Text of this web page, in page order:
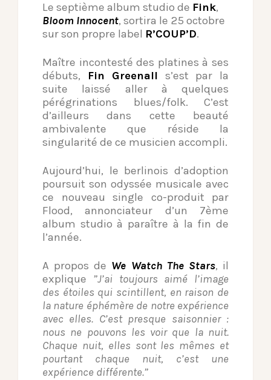
Le septième album studio de Fink,
Bloom Innocent, sortira le 25 octobre
sur son propre label R’COUP’D.
Maître incontesté des platines à ses
débuts,
Fin Greenall s’est par la
suite laissé aller à quelques
pérégrinations blues/folk. C’est
d’ailleurs dans cette beauté
ambivalente que réside la
singularité de ce musicien accompli.
Aujourd’hui, le berlinois d’adoption
poursuit son odyssée musicale avec
ce nouveau single co-produit par
Flood, annonciateur d’un 7ème
album studio à paraître à la fin de
l’année.
A propos de We Watch The Stars, il
explique ”J’ai toujours aimé l’image
des étoiles qui scintillent, en raison de
la nature éphémère de notre expérience
avec elles. C’est presque saisonnier :
nous ne pouvons les voir que la nuit.
Chaque nuit, elles sont les mêmes et
pourtant chaque nuit, c’est une
expérience différente.”